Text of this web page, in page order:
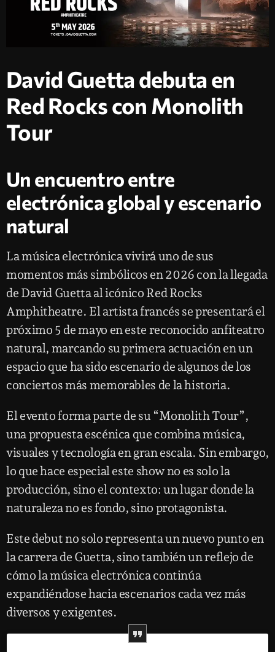
David Guetta debuta en
Red Rocks con Monolith
Tour
Un encuentro entre
electrónica global y escenario
natural
La música electrónica vivirá uno de sus
momentos más simbólicos en 2026 con la llegada
de David Guetta al icónico Red Rocks
Amphitheatre. El artista francés se presentará el
próximo 5 de mayo en este reconocido anfiteatro
natural, marcando su primera actuación en un
espacio que ha sido escenario de algunos de los
conciertos más memorables de la historia.
El evento forma parte de su “Monolith Tour”,
una propuesta escénica que combina música,
visuales y tecnología en gran escala. Sin embargo,
lo que hace especial este show no es solo la
producción, sino el contexto: un lugar donde la
naturaleza no es fondo, sino protagonista.
Este debut no solo representa un nuevo punto en
la carrera de Guetta, sino también un reflejo de
cómo la música electrónica continúa
expandiéndose hacia escenarios cada vez más
diversos y exigentes.